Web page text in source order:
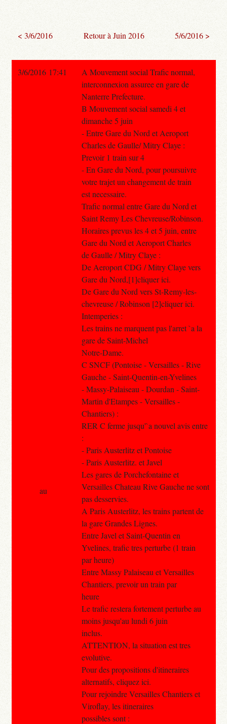
< 3/6/2016 Retour à Juin 2016 5/6/2016 >
3/6/2016 17:41
A Mouvement social Trafic normal,
interconnexion assuree en gare de
Nanterre Prefecture.
B Mouvement social samedi 4 et
dimanche 5 juin
- Entre Gare du Nord et Aeroport
Charles de Gaulle/ Mitry Claye :
Prevoir 1 train sur 4
- En Gare du Nord, pour poursuivre
votre trajet un changement de train
est necessaire.
Trafic normal entre Gare du Nord et
Saint Remy Les Chevreuse/Robinson.
Horaires prevus les 4 et 5 juin, entre
Gare du Nord et Aeroport Charles
de Gaulle / Mitry Claye :
De Aeroport CDG / Mitry Claye vers
Gare du Nord,[1]cliquer ici.
De Gare du Nord vers St-Remy-les-
chevreuse / Robinson [2]cliquer ici.
Intemperies :
Les trains ne marquent pas l'arret `a la
gare de Saint-Michel
Notre-Dame.
C SNCF (Pontoise - Versailles - Rive
Gauche - Saint-Quentin-en-Yvelines
- Massy-Palaiseau - Dourdan - Saint-
Martin d'Etampes - Versailles -
Chantiers) :
RER C ferme jusqu'`a nouvel avis entre
:
- Paris Austerlitz et Pontoise
- Paris Austerlitz. et Javel
Les gares de Porchefontaine et
Versailles Chateau Rive Gauche ne sont
pas desservies.
A Paris Austerlitz, les trains partent de
la gare Grandes Lignes.
Entre Javel et Saint-Quentin en
Yvelines, trafic tres perturbe (1 train
par heure)
Entre Massy Palaiseau et Versailles
Chantiers, prevoir un train par
heure
Le trafic restera fortement perturbe au
moins jusqu'au lundi 6 juin
inclus.
ATTENTION, la situation est tres
evolutive.
Pour des propositions d'itineraires
alternatifs, cliquez ici.
Pour rejoindre Versailles Chantiers et
Viroflay, les itineraires
possibles sont :
au